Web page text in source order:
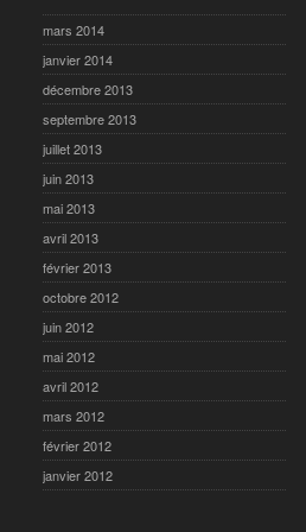
mars 2014
janvier 2014
décembre 2013
septembre 2013
juillet 2013
juin 2013
mai 2013
avril 2013
février 2013
octobre 2012
juin 2012
mai 2012
avril 2012
mars 2012
février 2012
janvier 2012